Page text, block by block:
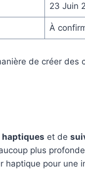
23 Juin
À
de créer des
haptiques et de
plus
haptique pour une